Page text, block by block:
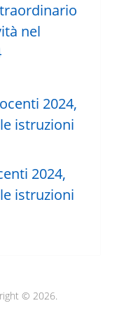
nel
2024,
istruzioni
© 2026.